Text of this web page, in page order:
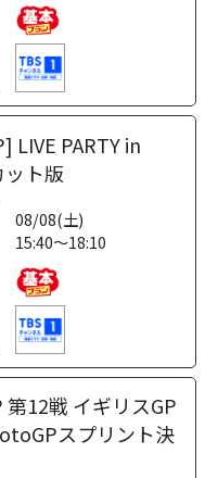
LIVE PARTY in
ット版
08/08(土)
15:40～18:10
12戦 イギリスGP
スプリント決